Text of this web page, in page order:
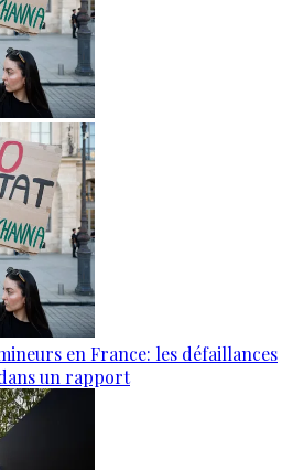
en France: les défaillances
un rapport